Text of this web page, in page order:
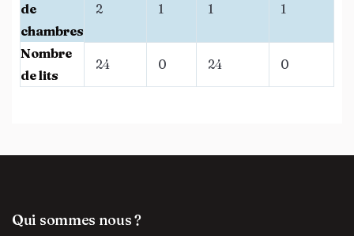
de
chambres
2 1 1 1
Nombre
de lits
24 0 24 0
Qui sommes nous ?